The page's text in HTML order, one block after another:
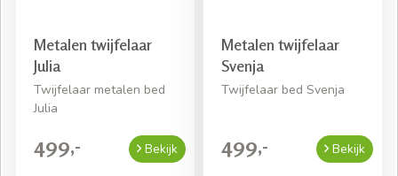
Metalen twijfelaar
Julia
Twijfelaar metalen bed
Julia
499,- Bekijk
Metalen twijfelaar
Svenja
Twijfelaar bed Svenja
499,- Bekijk